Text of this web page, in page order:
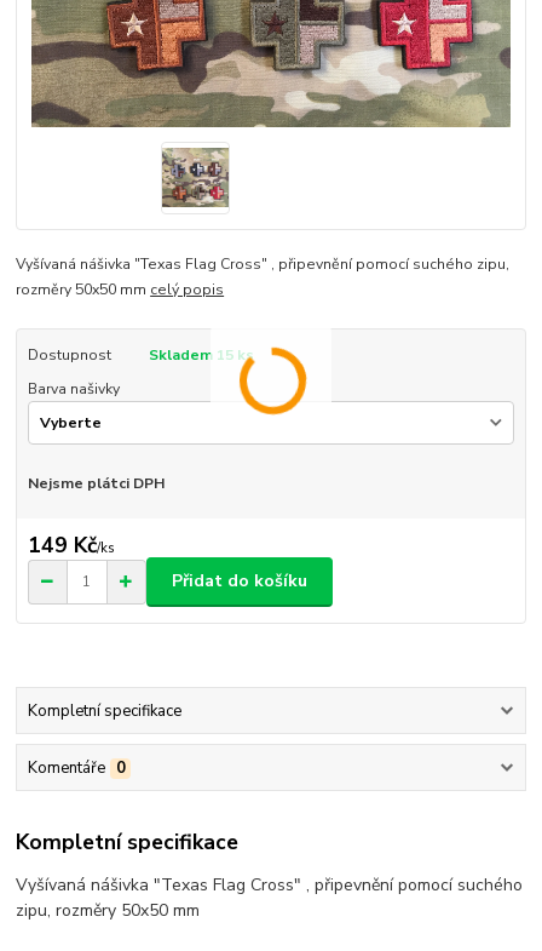
Vyšívaná nášivka "Texas Flag Cross" , připevnění pomocí suchého zipu,
rozměry 50x50 mm celý popis
Dostupnost
Skladem 15 ks
Barva našivky
Nejsme plátci DPH
149 Kč/ks
Přidat do košíku
Kompletní specifikace
Komentáře 0
Kompletní specifikace
Vyšívaná nášivka "Texas Flag Cross" , připevnění pomocí suchého
zipu, rozměry 50x50 mm